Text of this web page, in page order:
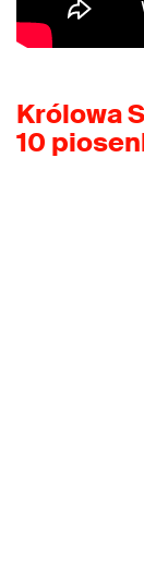
Królowa
10